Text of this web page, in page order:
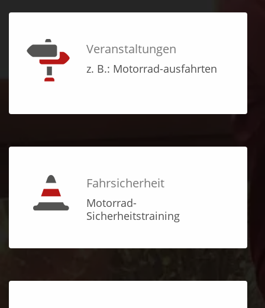
Veranstaltungen
z. B.: Motorrad-ausfahrten
Fahrsicherheit
Motorrad-
Sicherheitstraining